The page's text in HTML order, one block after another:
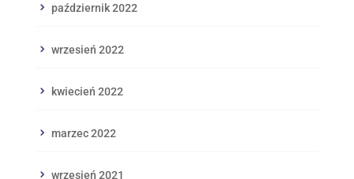
październik 2022
wrzesień 2022
kwiecień 2022
marzec 2022
wrzesień 2021